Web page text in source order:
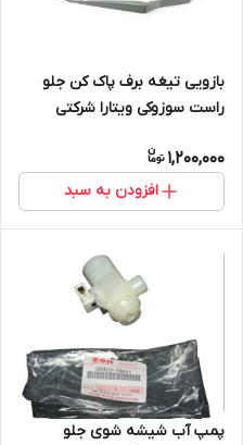
بازویی تیغه برف پاک کن جلو
راست سوزوکی ویتارا شرکتی
1,200,000
افزودن به سبد
پمپ آب شیشه شوی جلو